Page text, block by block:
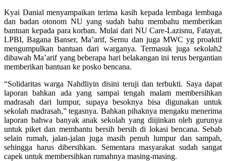
Kyai Danial menyampaikan terima kasih kepada lembaga lembaga
dan badan otonom NU yang sudah bahu membahu memberikan
bantuan kepada para korban. Mulai dari NU Care-Lazisnu, Fatayat,
LPBI, Bagana Banser, Ma’arif, Sernu dan juga MWC yg proaktif
mengumpulkan bantuan dari warganya. Termasuk juga sekolah2
dibawah Ma’arif yang beberapa hari belakangan ini terus bergantian
memberikan bantuan ke posko bencana.
“Solidaritas warga Nahdliyin disini teruji dan terbukti. Saya dapat
laporan bahkan ada yang sampai tengah malam membersihkan
madrasah dari lumpur, supaya besoknya bisa digunakan untuk
sekolah madrasah,” tegasnya. Bahkan pihaknya mengaku menerima
laporan bahwa banyak anak sekolah yang diijinkan oleh gurunya
untuk piket dan membantu bersih bersih di lokasi bencana. Sebab
selain rumah, jalan-jalan juga masih penuh lumpur dan sampah,
sehingga harus dibersihkan. Sementara masyarakat sudah sangat
capek untuk membersihkan rumahnya masing-masing.